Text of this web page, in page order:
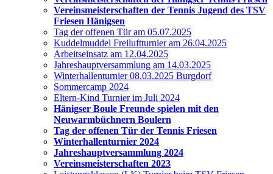
Vereinsmeisterschaften der Tennis Jugend des TSV
Friesen Hänigsen
Tag der offenen Tür am 05.07.2025
Kuddelmuddel Freiluftturnier am 26.04.2025
Arbeitseinsatz am 12.04.2025
Jahreshauptversammlung am 14.03.2025
Winterhallenturnier 08.03.2025 Burgdorf
Sommercamp 2024
Eltern-Kind Turnier im Juli 2024
Hänigser Boule Freunde spielen mit den
Neuwarmbüchnern Boulern
Tag der offenen Tür der Tennis Friesen
Winterhallenturnier 2024
Jahreshauptversammlung 2024
Vereinsmeisterschaften 2023